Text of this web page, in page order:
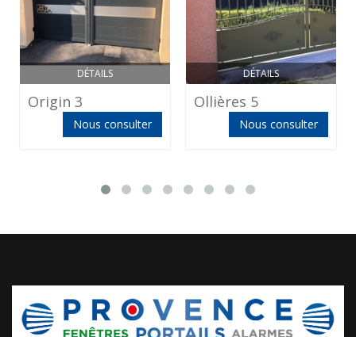
DÉTAILS
Origin 3
Nous consulter
DÉTAILS
Ollières 5
Nous consulter